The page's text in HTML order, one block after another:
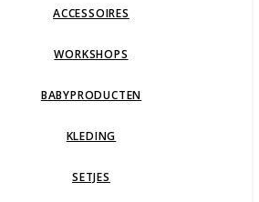
ACCESSOIRES
WORKSHOPS
BABYPRODUCTEN
KLEDING
SETJES